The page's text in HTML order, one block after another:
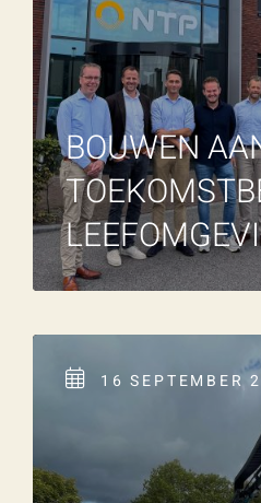
BOUWEN
16 SEPTEMBER